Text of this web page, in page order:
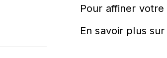
Pour affiner
En savoir plus